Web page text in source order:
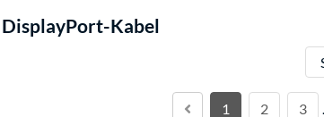
Kabel
1 2 3